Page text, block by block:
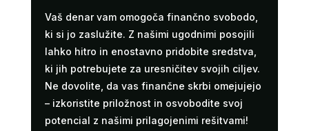
Vaš denar vam omogoča finančno svobodo,
ki si jo zaslužite. Z našimi ugodnimi posojili
lahko hitro in enostavno pridobite sredstva,
ki jih potrebujete za uresničitev svojih ciljev.
Ne dovolite, da vas finančne skrbi omejujejo
– izkoristite priložnost in osvobodite svoj
potencial z našimi prilagojenimi rešitvami!